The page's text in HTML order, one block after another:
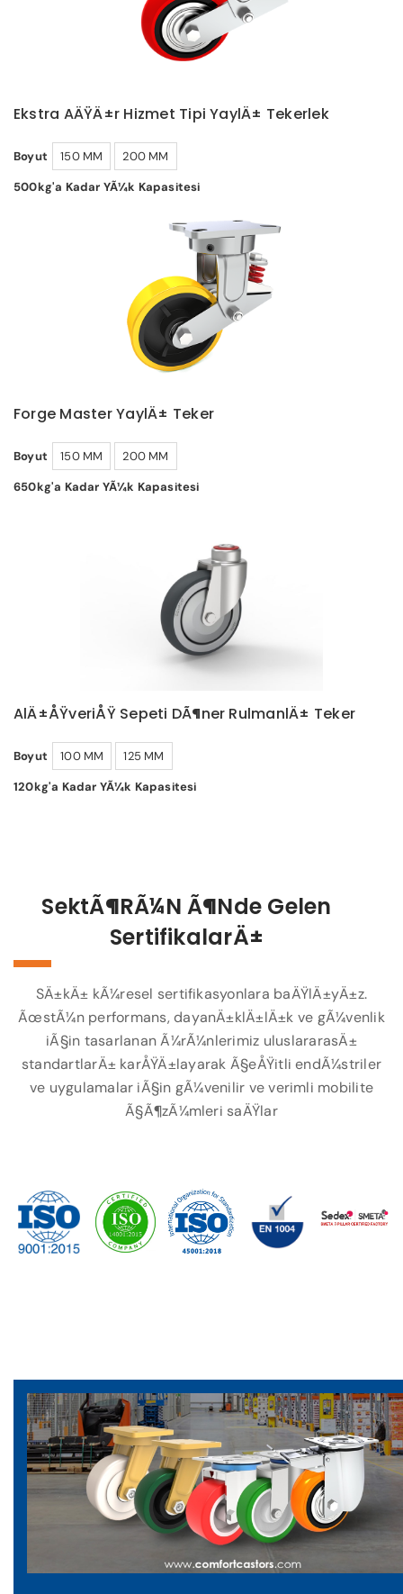
Ekstra AÄŸÄ±r Hizmet Tipi YaylÄ± Tekerlek
Boyut 150 MM
200 MM
500kg'a Kadar YÃ¼k Kapasitesi
Forge Master YaylÄ± Teker
Boyut 150 MM
200 MM
650kg'a Kadar YÃ¼k Kapasitesi
AlÄ±ÅŸveriÅŸ Sepeti DÃ¶ner RulmanlÄ± Teker
Boyut 100 MM
125 MM
120kg'a Kadar YÃ¼k Kapasitesi
SektÃ¶rÃ¼n Ã¶nde Gelen
SertifikalarÄ±
SÄ±kÄ± kÃ¼resel sertifikasyonlara baÄŸlÄ±yÄ±z.
ÃœstÃ¼n performans, dayanÄ±klÄ±lÄ±k ve gÃ¼venlik
iÃ§in tasarlanan Ã¼rÃ¼nlerimiz uluslararasÄ±
standartlarÄ± karÅŸÄ±layarak Ã§eÅŸitli endÃ¼striler
ve uygulamalar iÃ§in gÃ¼venilir ve verimli mobilite
Ã§Ã¶zÃ¼mleri saÄŸlar